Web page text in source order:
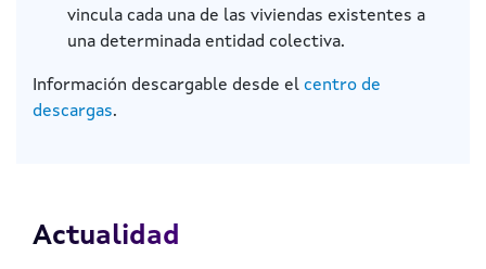
vincula cada una de las viviendas existentes a
una determinada entidad colectiva.
Información descargable desde el centro de
descargas.
Actualidad